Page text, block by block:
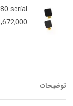
serial...
3,672,000
توضیحات